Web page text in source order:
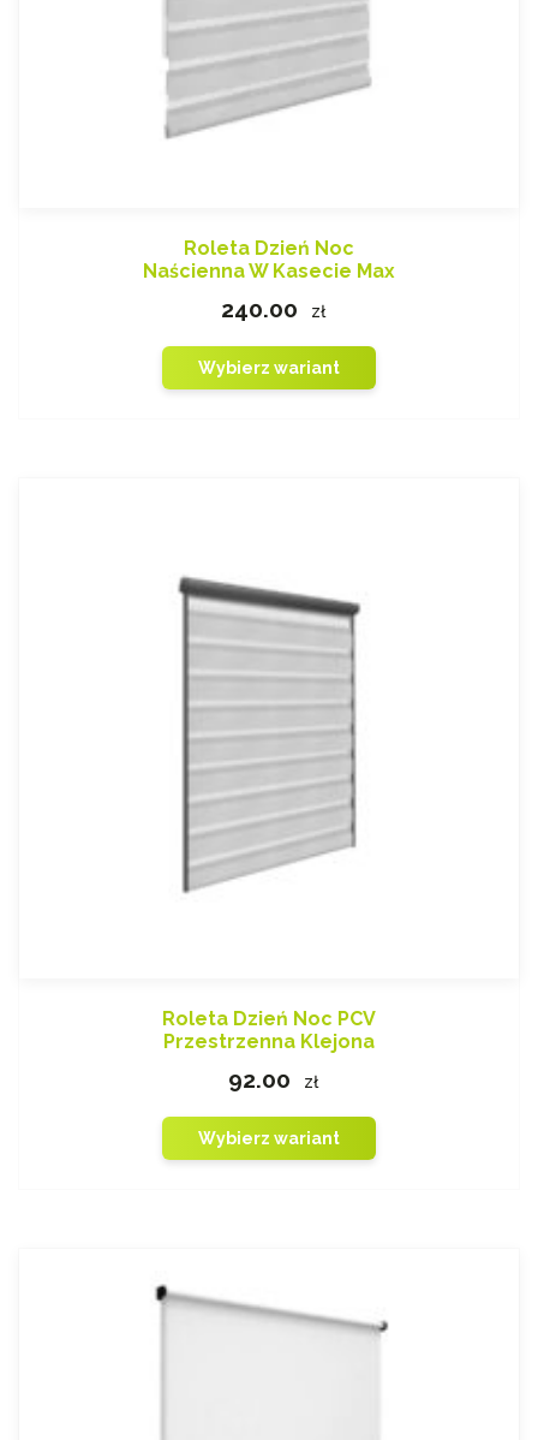
Roleta Dzień Noc
Naścienna W Kasecie Max
240.00 zł
Wybierz wariant
Roleta Dzień Noc PCV
Przestrzenna Klejona
92.00 zł
Wybierz wariant